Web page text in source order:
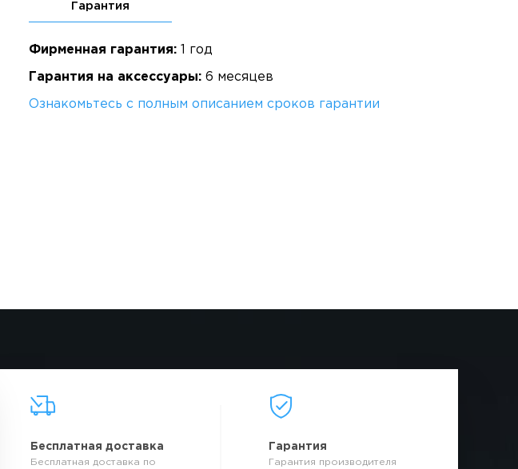
Гарантия
Фирменная гарантия:1 год
Гарантия на аксессуары:6 месяцев
Ознакомьтесь с полным описанием сроков гарантии
Бесплатная доставка
Бесплатная доставка по
Гарантия
Гарантия производителя